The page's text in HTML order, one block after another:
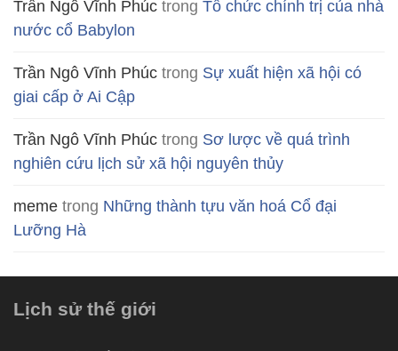
Trần Ngô Vĩnh Phúc trong Tổ chức chính trị của nhà
nước cổ Babylon
Trần Ngô Vĩnh Phúc trong Sự xuất hiện xã hội có
giai cấp ở Ai Cập
Trần Ngô Vĩnh Phúc trong Sơ lược về quá trình
nghiên cứu lịch sử xã hội nguyên thủy
meme trong Những thành tựu văn hoá Cổ đại
Lưỡng Hà
Lịch sử thế giới